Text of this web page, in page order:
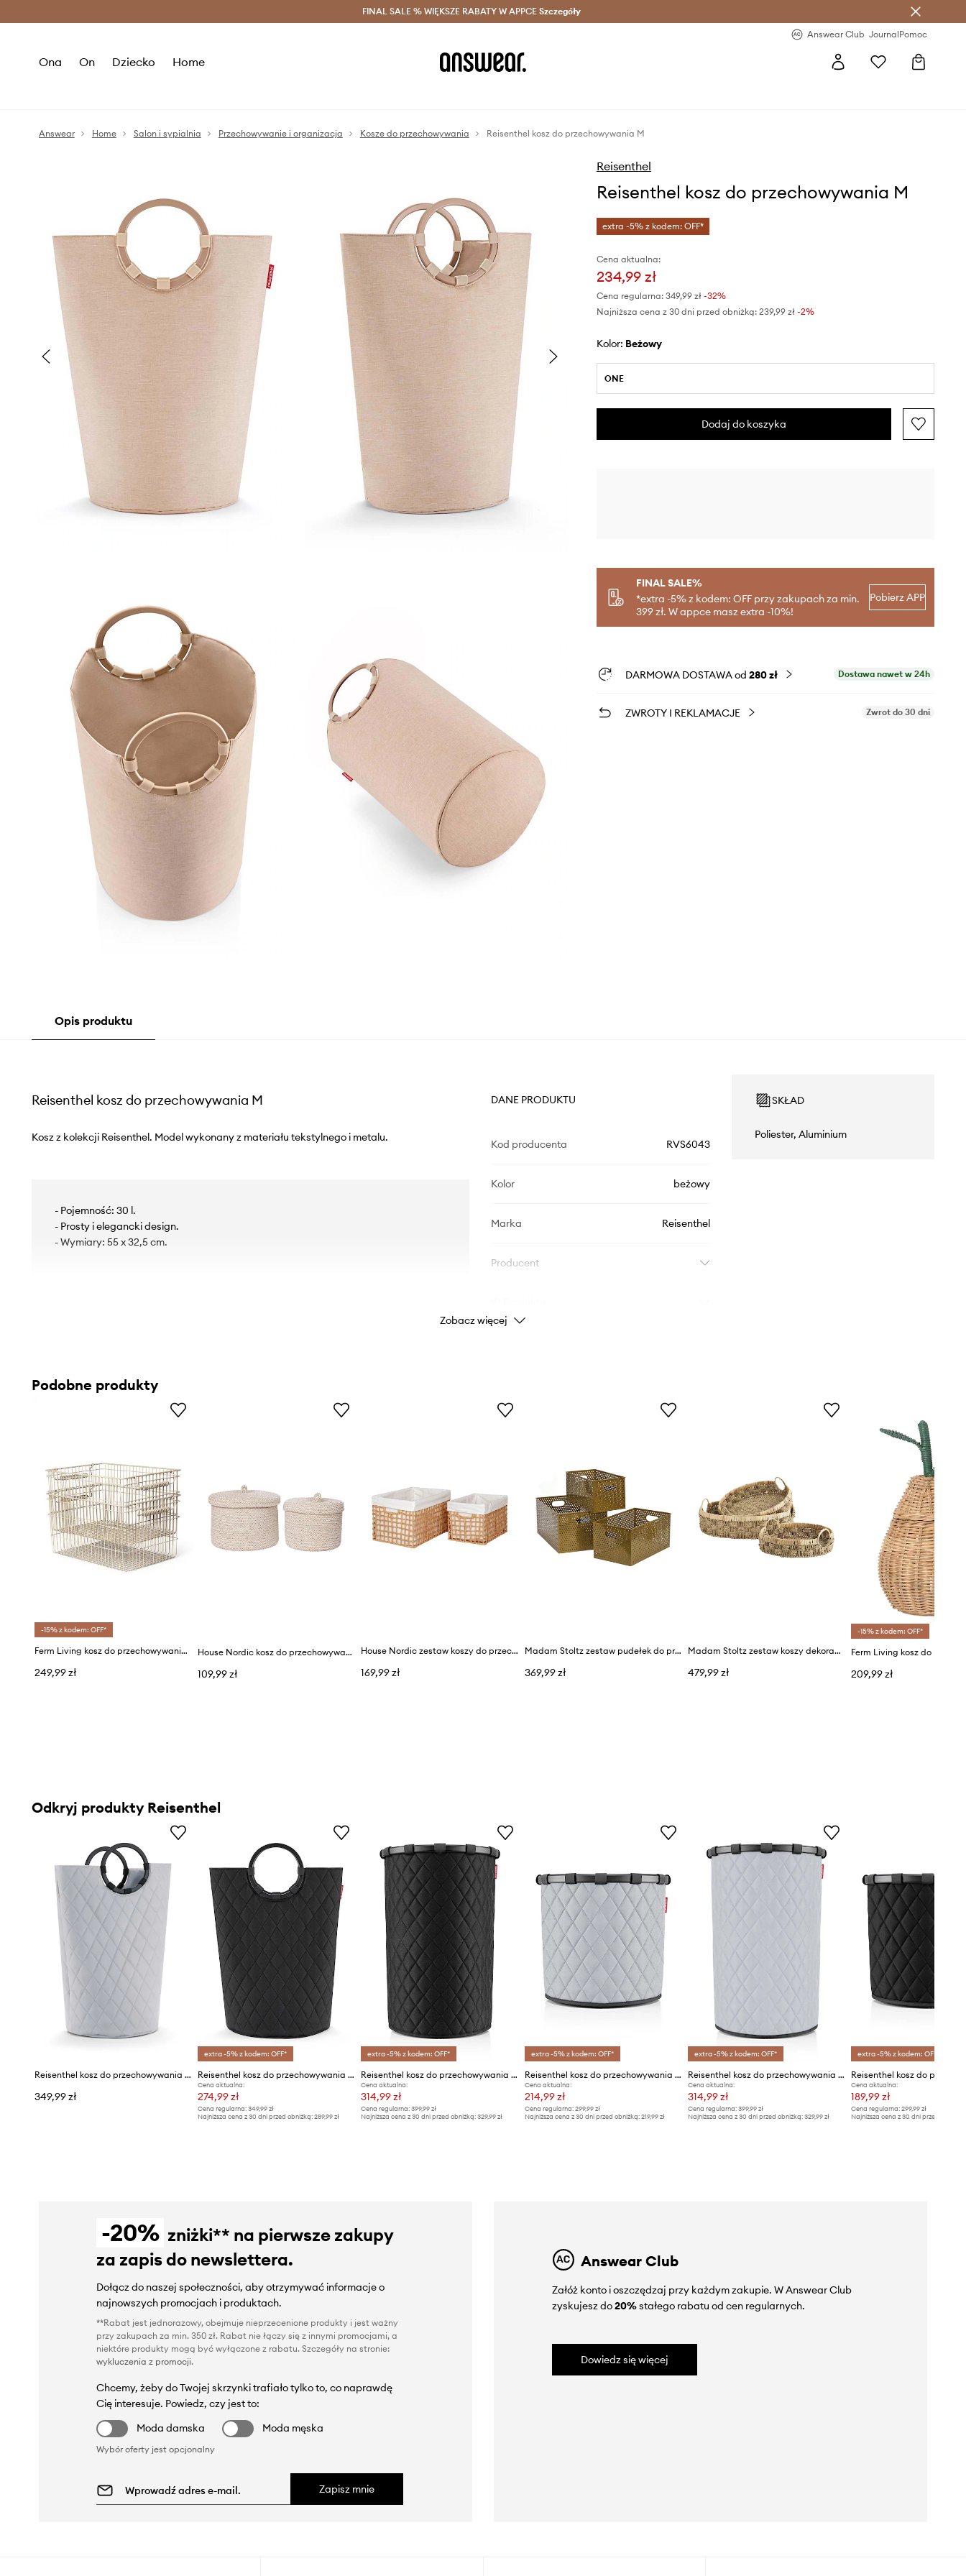
Oszczędzaj z Answear Club > Dostawa nawet w 24h >
FINAL SALE % WIĘKSZE RABATY W APPCE Szczegóły
Answear Club JournalPomoc
Ona On Dziecko Home
Answear Home Salon i sypialnia Przechowywanie i organizacja Kosze do przechowywania Reisenthel kosz do przechowywania M
Reisenthel
Reisenthel kosz do przechowywania M
extra -5% z kodem: OFF*
Cena aktualna:
234,99 zł
Cena regularna: 349,99 zł-32%
Najniższa cena z 30 dni przed obniżką: 239,99 zł -2%
Kolor: beżowy
ONE
Dodaj do koszyka
FINAL SALE%
*extra -5% z kodem: OFF przy zakupach za min.
399 zł. W appce masz extra -10%!
Pobierz APP
DARMOWA DOSTAWA od 280 zł Dostawa nawet w 24h
ZWROTY I REKLAMACJE Zwrot do 30 dni
Opis produktu
Reisenthel kosz do przechowywania M
Kosz z kolekcji Reisenthel. Model wykonany z materiału tekstylnego i metalu.
- Pojemność: 30 l.
- Prosty i elegancki design.
- Wymiary: 55 x 32,5 cm.
DANE PRODUKTU
Kod producenta RVS6043
Kolor beżowy
Marka Reisenthel
Producent
SKŁAD
Poliester, Aluminium
Zobacz więcej
Podobne produkty
-15% z kodem: OFF*
Ferm Living kosz do przechowywania Cala 2-pack
249,99 zł
House Nordic kosz do przechowywania Sebal 2-pack
109,99 zł
House Nordic zestaw koszy do przechowywania Bustelo Baskets 2-pack
169,99 zł
Madam Stoltz zestaw pudełek do przechowywania z żelaza
369,99 zł
Madam Stoltz zestaw koszy dekoracyjnych 38 x 9 / 45 x 11 / 57 x 14 cm 3-pack
479,99 zł
-15% z kodem: OFF*
209,99 zł
Odkryj produkty Reisenthel
Reisenthel kosz do przechowywania Loophome Frame 30 L
349,99 zł
extra -5% z kodem: OFF*
Reisenthel kosz do przechowywania M
Cena aktualna:
274,99 zł
Cena regularna:349,99 zł
Najniższa cena z 30 dni przed obniżką:289,99 zł
extra -5% z kodem: OFF*
Reisenthel kosz do przechowywania L
Cena aktualna:
314,99 zł
Cena regularna: 399,99 zł
Najniższa cena z 30 dni przed obniżką: 329,99 zł
extra -5% z kodem: OFF*
Reisenthel kosz do przechowywania Homebasket M
Cena aktualna:
214,99 zł
Cena regularna: 299,99 zł
Najniższa cena z 30 dni przed obniżką: 219,99 zł
extra -5% z kodem: OFF*
Reisenthel kosz do przechowywania Homebasket L, 50 L
Cena aktualna:
314,99 zł
Cena regularna:399,99 zł
Najniższa cena z 30 dni przed obniżką:329,99 zł
extra -5% z kodem: OFF*
Cena aktualna:
189,99 zł
Cena regularna: 299,99 zł
Najniższa cena z 30 dni przed obniżką:
-20% zniżki** na pierwsze zakupy
za zapis do newslettera.
Dołącz do naszej społeczności, aby otrzymywać informacje o
najnowszych promocjach i produktach.
**Rabat jest jednorazowy, obejmuje nieprzecenione produkty i jest ważny
przy zakupach za min. 350 zł. Rabat nie łączy się z innymi promocjami, a
niektóre produkty mogą być wyłączone z rabatu. Szczegóły na stronie:
wykluczenia z promocji.
Chcemy, żeby do Twojej skrzynki trafiało tylko to, co naprawdę
Cię interesuje. Powiedz, czy jest to:
Moda damska
Moda męska
Wybór oferty jest opcjonalny
Zapisz mnie
Answear Club
Załóż konto i oszczędzaj przy każdym zakupie. W Answear Club
zyskujesz do20%stałego rabatu od cen regularnych.
Dowiedz się więcej